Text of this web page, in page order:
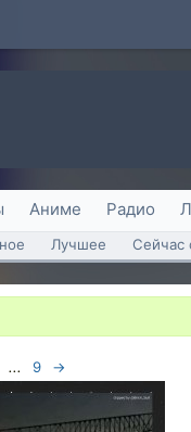
Аниме Радио
Лучшее Сейчас
... 9 →